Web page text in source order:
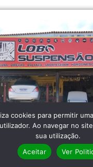
Canaã 28 de
cookies para permitir
Ao navegar no
sua utilização.
Aceitar
Ver